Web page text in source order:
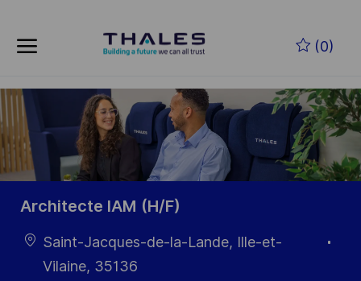
(0)
-
Architecte IAM (H/F)
localisation
Saint-Jacques-de-la-Lande, Ille-et-
Vilaine, 35136